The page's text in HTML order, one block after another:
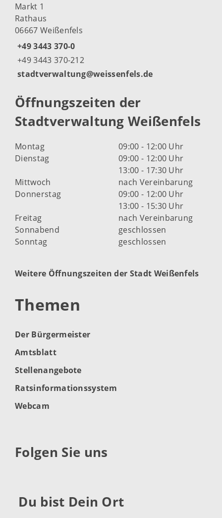
Markt 1
Rathaus
06667 Weißenfels
+49 3443 370-0
+49 3443 370-212
stadtverwaltung@weissenfels.de
Öffnungszeiten der
Stadtverwaltung Weißenfels
Montag
09:00 - 12:00 Uhr
Dienstag
09:00 - 12:00 Uhr
13:00 - 17:30 Uhr
Mittwoch
nach Vereinbarung
Donnerstag
09:00 - 12:00 Uhr
13:00 - 15:30 Uhr
Freitag
nach Vereinbarung
Sonnabend
geschlossen
Sonntag
geschlossen
Weitere Öffnungszeiten der Stadt Weißenfels
Themen
Der Bürgermeister
Amtsblatt
Stellenangebote
Ratsinformationssystem
Webcam
Folgen Sie uns
Du bist Dein Ort